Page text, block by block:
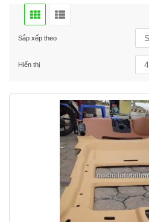
Sắp xếp theo
Hiển thị